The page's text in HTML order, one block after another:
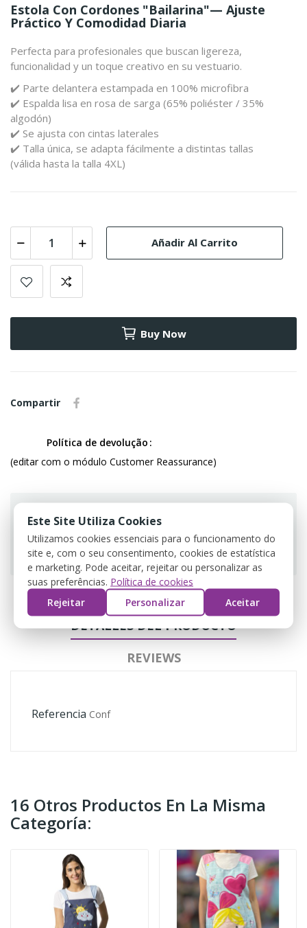
Estola Con Cordones "Bailarina"— Ajuste
Práctico Y Comodidad Diaria
Perfecta para profesionales que buscan ligereza,
funcionalidad y un toque creativo en su vestuario.
✔️ Parte delantera estampada en 100% microfibra
✔️ Espalda lisa en rosa de sarga (65% poliéster / 35%
algodón)
✔️ Se ajusta con cintas laterales
✔️ Talla única, se adapta fácilmente a distintas tallas
(válida hasta la talla 4XL)
Añadir Al Carrito
Buy Now
Compartir
Política de devolução
(editar com o módulo Customer Reassurance)
Guarantee safe & secure checkout
DETALLES DEL PRODUCTO
REVIEWS
Referencia Conf
16 Otros Productos En La Misma
Categoría:
Este Site Utiliza Cookies
Utilizamos cookies essenciais para o funcionamento do
site e, com o seu consentimento, cookies de estatística
e marketing. Pode aceitar, rejeitar ou personalizar as
suas preferências. Política de cookies
Rejeitar
Personalizar Aceitar